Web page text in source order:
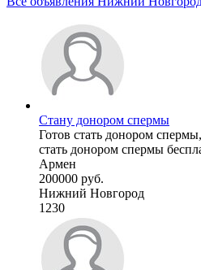
Стану донором спермы
Готов стать донором
стать донором спермы
Армен
200000 руб.
Нижний Новгород
1230